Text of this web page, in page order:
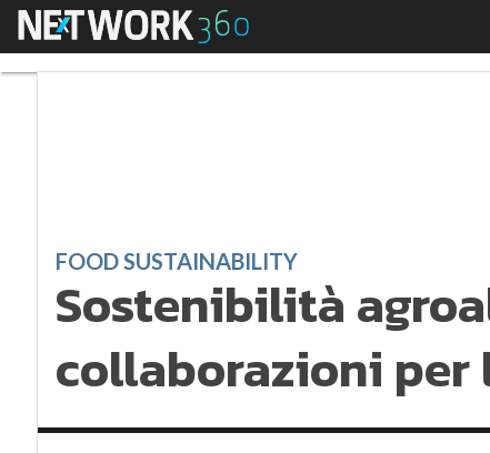
Menu
FOOD SUSTAINABILITY
Sostenibilità
collaborazioni